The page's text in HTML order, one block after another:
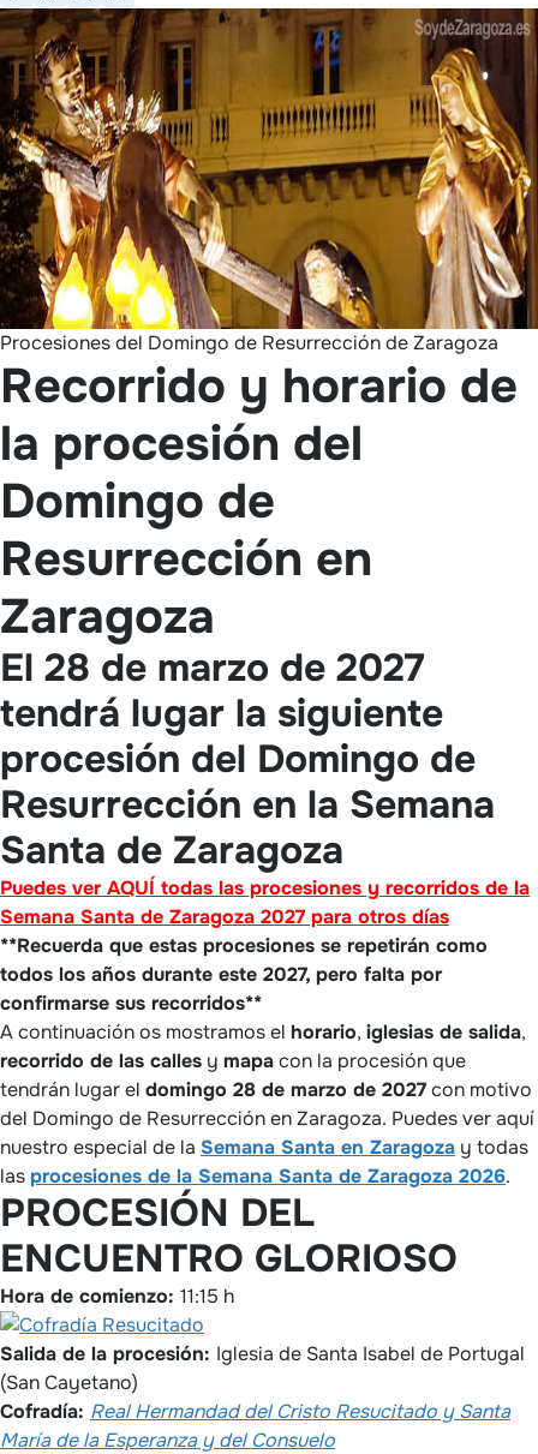
Procesiones del Domingo de Resurrección de Zaragoza
Recorrido y horario de
la procesión del
Domingo de
Resurrección en
Zaragoza
El 28 de marzo de 2027
tendrá lugar la siguiente
procesión del Domingo de
Resurrección en la Semana
Santa de Zaragoza
Puedes ver AQUÍ todas las procesiones y recorridos de la
Semana Santa de Zaragoza 2027 para otros días
**Recuerda que estas procesiones se repetirán como
todos los años durante este 2027, pero falta por
confirmarse sus recorridos**
A continuación os mostramos el horario, iglesias de salida,
recorrido de las calles y mapacon la procesión que
tendrán lugar el domingo 28 de marzo de 2027con motivo
del Domingo de Resurrección en Zaragoza. Puedes ver aquí
nuestro especial de la Semana Santa en Zaragoza y todas
lasprocesiones de la Semana Santa de Zaragoza 2026.
PROCESIÓN DEL
ENCUENTRO GLORIOSO
Hora de comienzo: 11:15 h
Salida de la procesión: Iglesia de Santa Isabel de Portugal
(San Cayetano)
Cofradía: Real Hermandad del Cristo Resucitado y Santa
María de la Esperanza y del Consuelo